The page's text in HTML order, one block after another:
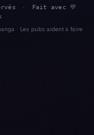
·
Fait avec 💜
· Les pubs aident à faire